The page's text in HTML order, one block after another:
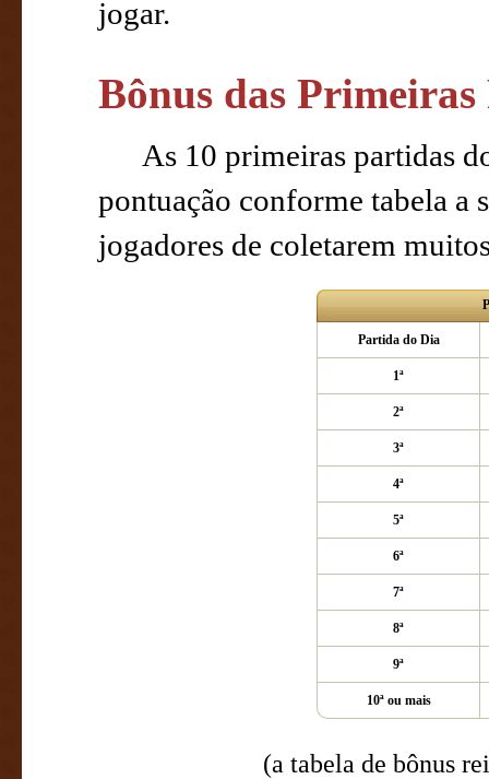
jogar.
Bônus das
As 10 primeiras partidas
pontuação conforme tabela a
jogadores de coletarem
Partida do Dia
1ª
2ª
3ª
4ª
5ª
6ª
7ª
8ª
9ª
10ª ou mais
(a tabela de bônus